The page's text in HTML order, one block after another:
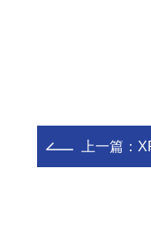
上一篇：